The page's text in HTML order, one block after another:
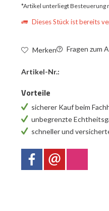
*Artikel unterliegt Besteuerung
Dieses Stück ist bereits
Merken Fragen zum
Artikel-Nr.:
Vorteile
sicherer Kauf beim
unbegrenzte
schneller und